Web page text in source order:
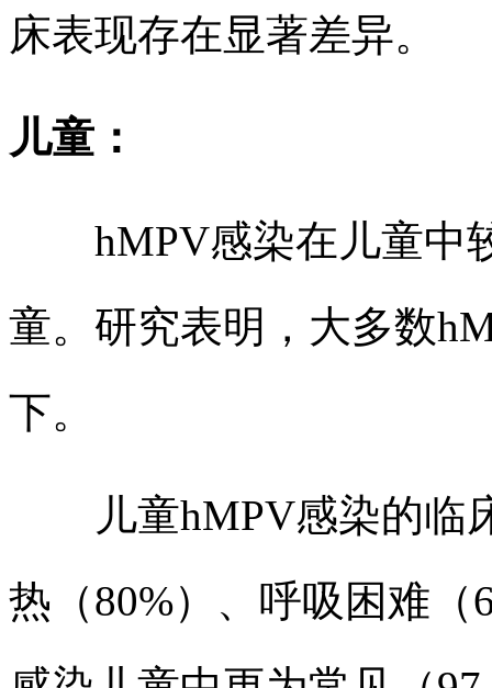
床表现存在显著差异。
儿童：
hMPV感染在儿童中
童。研究表明，大多数
下。
儿童hMPV感染的临床
热（80%）、呼吸困难